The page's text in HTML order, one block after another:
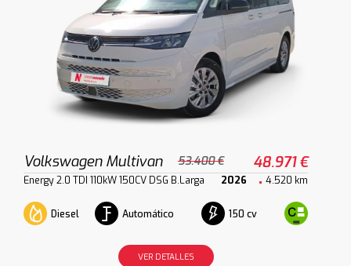
Volkswagen Multivan 53.400 € 48.971 €
Energy 2.0 TDI 110kW 150CV DSG B.Larga 2026 4.520 km
Diesel Automático 150 cv
VER DETALLES